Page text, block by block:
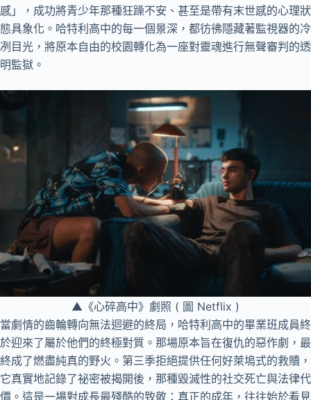
感」，成功將青少年那種狂躁不安、甚至是帶有末世感的心理狀
態具象化。哈特利高中的每一個景深，都彷彿隱藏著監視器的冷
冽目光，將原本自由的校園轉化為一座對靈魂進行無聲審判的透
明監獄。
▲《心碎高中》劇照 ( 圖 Netflix )
當劇情的齒輪轉向無法迴避的終局，哈特利高中的畢業班成員終
於迎來了屬於他們的終極對質。那場原本旨在復仇的惡作劇，最
終成了燃盡純真的野火。第三季拒絕提供任何好萊塢式的救贖，
它真實地記錄了祕密被揭開後，那種毀滅性的社交死亡與法律代
價。這是一場對成長最殘酷的致敬：真正的成年，往往始於看見